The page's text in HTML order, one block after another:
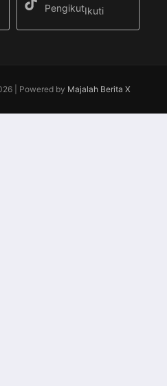
PengikutIkuti
| Powered by Majalah Berita X